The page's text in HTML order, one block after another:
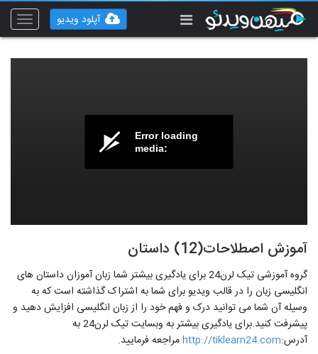
Toggle
آپلود ویدیو
Error loading
media:
آموزش اصطلاحات(12) داستان
گروه آموزشی تیک لرن24 برای یادگیری بیشتر شما زبان آموزان داستان های
انگلیسی زبان را در قالب ویدیو برای شما به اشتراک گذاشته است که به
وسیله آن شما می توانید درک و فهم خود را از زبان انگلیسی افزایش دهید و
پیشرفت کنید.برای یادگیری بیشتر به وبسایت تیک لرن24 به
آدرس:http://tiklearn24.comمراجعه فرمایید.